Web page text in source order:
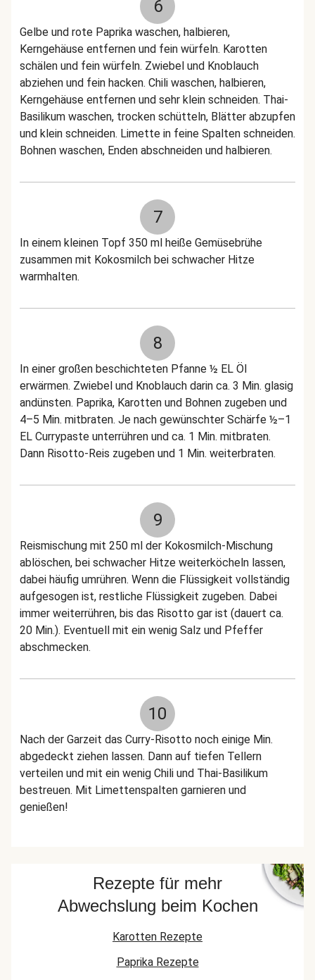
6
Gelbe und rote Paprika waschen, halbieren,
Kerngehäuse entfernen und fein würfeln. Karotten
schälen und fein würfeln. Zwiebel und Knoblauch
abziehen und fein hacken. Chili waschen, halbieren,
Kerngehäuse entfernen und sehr klein schneiden. Thai-
Basilikum waschen, trocken schütteln, Blätter abzupfen
und klein schneiden. Limette in feine Spalten schneiden.
Bohnen waschen, Enden abschneiden und halbieren.
7
In einem kleinen Topf 350 ml heiße Gemüsebrühe
zusammen mit Kokosmilch bei schwacher Hitze
warmhalten.
8
In einer großen beschichteten Pfanne ½ EL Öl
erwärmen. Zwiebel und Knoblauch darin ca. 3 Min. glasig
andünsten. Paprika, Karotten und Bohnen zugeben und
4–5 Min. mitbraten. Je nach gewünschter Schärfe ½–1
EL Currypaste unterrühren und ca. 1 Min. mitbraten.
Dann Risotto-Reis zugeben und 1 Min. weiterbraten.
9
Reismischung mit 250 ml der Kokosmilch-Mischung
ablöschen, bei schwacher Hitze weiterköcheln lassen,
dabei häufig umrühren. Wenn die Flüssigkeit vollständig
aufgesogen ist, restliche Flüssigkeit zugeben. Dabei
immer weiterrühren, bis das Risotto gar ist (dauert ca.
20 Min.). Eventuell mit ein wenig Salz und Pfeffer
abschmecken.
10
Nach der Garzeit das Curry-Risotto noch einige Min.
abgedeckt ziehen lassen. Dann auf tiefen Tellern
verteilen und mit ein wenig Chili und Thai-Basilikum
bestreuen. Mit Limettenspalten garnieren und
genießen!
Rezepte für mehr
Abwechslung beim Kochen
Karotten Rezepte
Paprika Rezepte